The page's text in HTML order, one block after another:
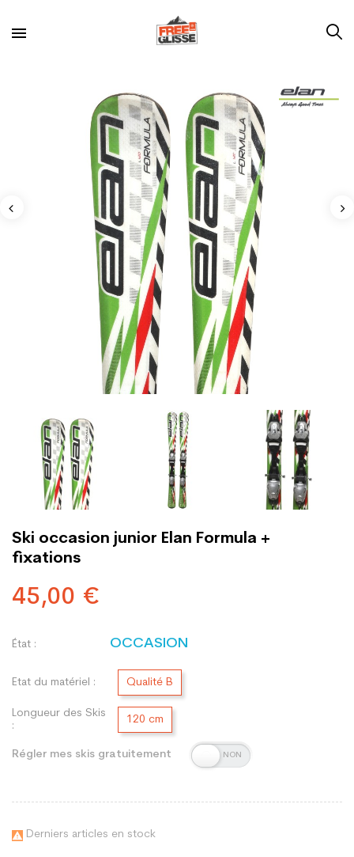
Ski occasion junior Elan Formula +
fixations
45,00 €
État : OCCASION
Etat du matériel : Qualité B
Longueur des Skis
:
120 cm
Régler mes skis gratuitement
 Derniers articles en stock